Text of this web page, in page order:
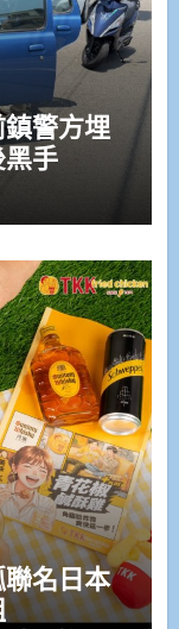
警方埋
手
名日本